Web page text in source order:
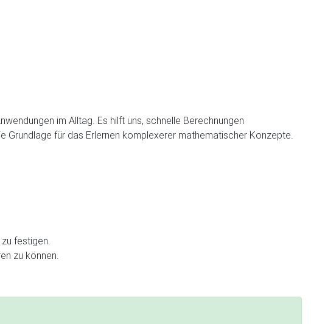
im Alltag. Es hilft uns, schnelle Berechnungen
Grundlage für das Erlernen komplexerer mathematischer Konzepte.
festigen.
zu können.